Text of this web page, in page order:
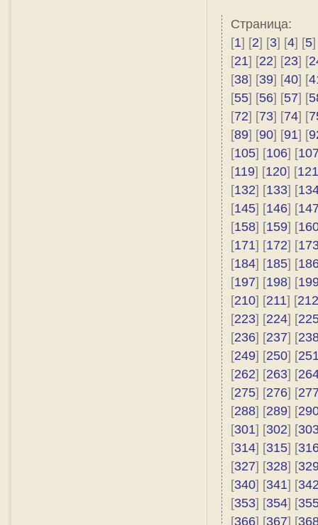
Страница:
[1] [2] [3] [4] [5]
[21] [22] [23] [
[38] [39] [40] [
[55] [56] [57] [
[72] [73] [74] [
[89] [90] [91] [
[105] [106] [
[119] [120] [121
[132] [133] [
[145] [146] [
[158] [159] [
[171] [172] [
[184] [185] [
[197] [198] [
[210] [211] [212
[223] [224] [
[236] [237] [
[249] [250] [
[262] [263] [
[275] [276] [
[288] [289] [
[301] [302] [
[314] [315] [
[327] [328] [
[340] [341] [
[353] [354] [
[366] [367] [